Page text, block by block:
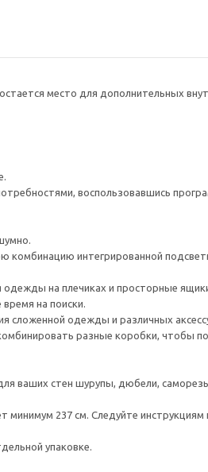
место для дополнительных
воспользовавшись
интегрированной
одежды на плечиках и просторные
на поиски.
сложенной одежды и различных
разные коробки, чтобы
ваших стен шурупы, дюбели, саморезы
237 см. Следуйте инструкциям
упаковке.